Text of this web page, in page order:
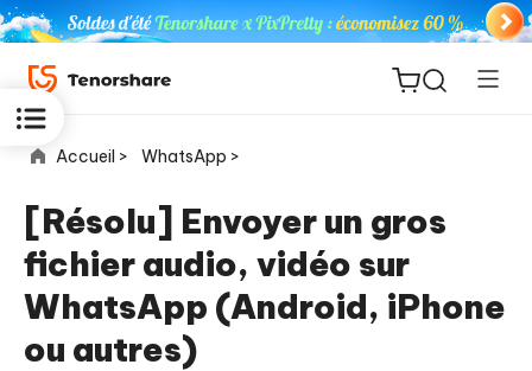
for iOS
Accueil > WhatsApp >
[Résolu] Envoyer un gros
fichier audio, vidéo sur
WhatsApp (Android, iPhone
ou autres)